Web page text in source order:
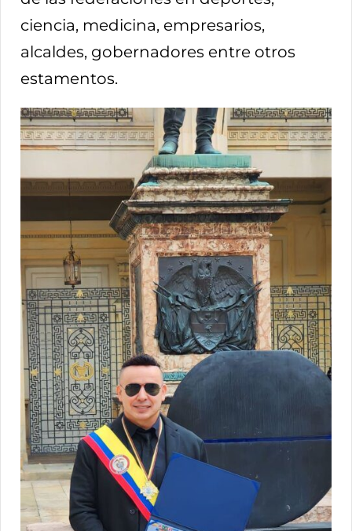
ciencia, medicina, empresarios,
alcaldes, gobernadores entre otros
estamentos.